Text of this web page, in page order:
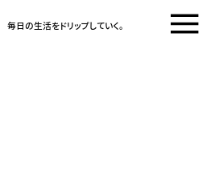
毎日の生活をドリップしていく。